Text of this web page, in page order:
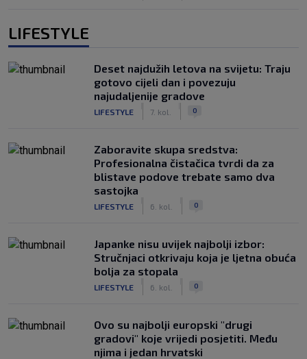
LIFESTYLE
Deset najdužih letova na svijetu: Traju
gotovo cijeli dan i povezuju
najudaljenije gradove
LIFESTYLE 7. kol. 0
Zaboravite skupa sredstva:
Profesionalna čistačica tvrdi da za
blistave podove trebate samo dva
sastojka
LIFESTYLE 6. kol. 0
Japanke nisu uvijek najbolji izbor:
Stručnjaci otkrivaju koja je ljetna obuća
bolja za stopala
LIFESTYLE 6. kol. 0
Ovo su najbolji europski "drugi
gradovi" koje vrijedi posjetiti. Među
njima i jedan hrvatski